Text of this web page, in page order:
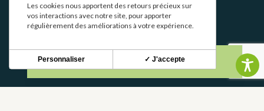
Restez informé de nos actualités et bons plans.
Les cookies nous apportent des retours précieux sur
vos interactions avec notre site, pour apporter
régulièrement des améliorations à votre expérience.
✓ J'accepte
Personnaliser